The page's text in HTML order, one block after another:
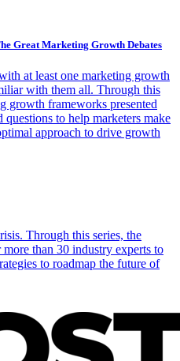
Great Marketing Growth Debates
at least one marketing growth
with them all. Through this
growth frameworks presented
questions to help marketers make
approach to drive growth
Through this series, the
than 30 industry experts to
to roadmap the future of